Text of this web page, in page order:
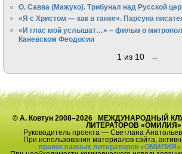
О. Савва (Мажуко). Трибунал над Русской
«Я с Христом — как в танке». Парсуна
«И глас мой услышат…» – фильм о
Каневском Феодосии
1 из 10 →
© А. Ковтун 2008–2026 МЕЖДУНАРОДНЫЙ
ЛИТЕРАТОРОВ «ОМИЛИЯ»
Руководитель проекта — Светлана
При использования материалов сайта,
православных литераторов «ОМИЛИЯ»